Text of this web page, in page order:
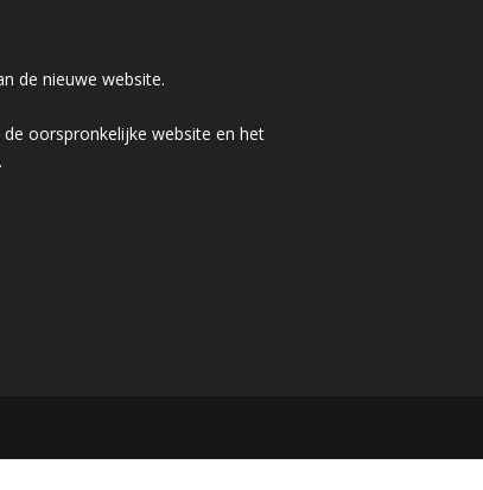
de nieuwe website.
oorspronkelijke website en het